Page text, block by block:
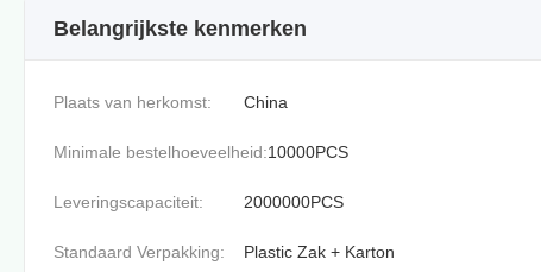
Belangrijkste kenmerken
Plaats van herkomst: China
Minimale bestelhoeveelheid:10000PCS
Leveringscapaciteit: 2000000PCS
Standaard Verpakking: Plastic Zak + Karton